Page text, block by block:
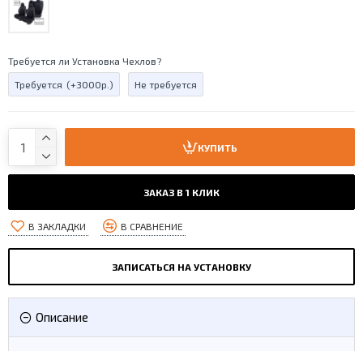
Требуется ли Установка Чехлов?
Требуется (+3000р.) Не требуется
КУПИТЬ
ЗАКАЗ В 1 КЛИК
В ЗАКЛАДКИ В СРАВНЕНИЕ
ЗАПИСАТЬСЯ НА УСТАНОВКУ
Описание